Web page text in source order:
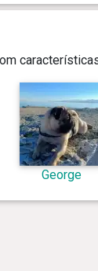
George